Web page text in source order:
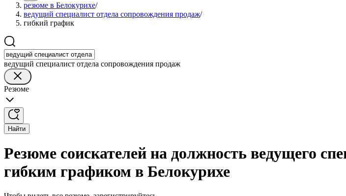
резюме в Белокурихе/
ведущий специалист отдела сопровождения продаж/
гибкий график
ведущий специалист отдела сопровождения продаж
Резюме
Найти
Резюме соискателей на должность ведущего
гибким графиком в Белокурихе